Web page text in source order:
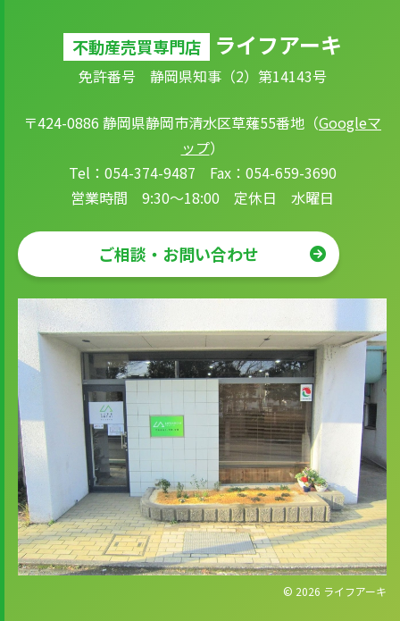
不動産売買専門店 ライフアーキ
免許番号 静岡県知事（2）第14143号
〒424-0886 静岡県静岡市清水区草薙55番地（Googleマ
ップ）
Tel：054-374-9487 Fax：054-659-3690
営業時間 9:30～18:00 定休日 水曜日
ご相談・お問い合わせ
© 2026 ライフアーキ